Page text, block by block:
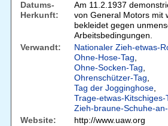
Datums-
Herkunft:
Am 11.2.1937
von General Motors mit
bekleidet gegen
Arbeitsbedingungen.
Verwandt:
Nationaler Zieh-etwas-
Ohne-Hose-Tag,
Ohne-Socken-Tag,
Ohrenschützer-Tag,
Tag der Jogginghose,
Trage-etwas-Kitschiges-
Zieh-braune-Schuhe-
Website:
http://www.uaw.org